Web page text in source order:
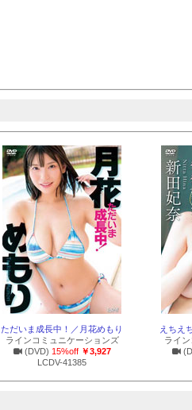
ただいま成長中！／月花めもり
ラインコミュニケーションズ
(DVD) 15%off ￥3,927
LCDV-41385
えちえ
ライ